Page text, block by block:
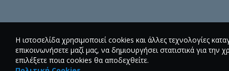
Η ιστοσελίδα χρησιμοποιεί cookies και άλλες τεχνολογίες
επικοινωνήσετε μαζί μας, να δημιουργήσει στατιστικά για
επιλέξετε ποια cookies θα αποδεχθείτε.